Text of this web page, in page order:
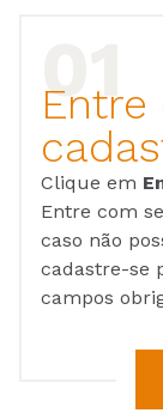
Entre
Clique em
Entre com
caso não
cadastre-se
campos